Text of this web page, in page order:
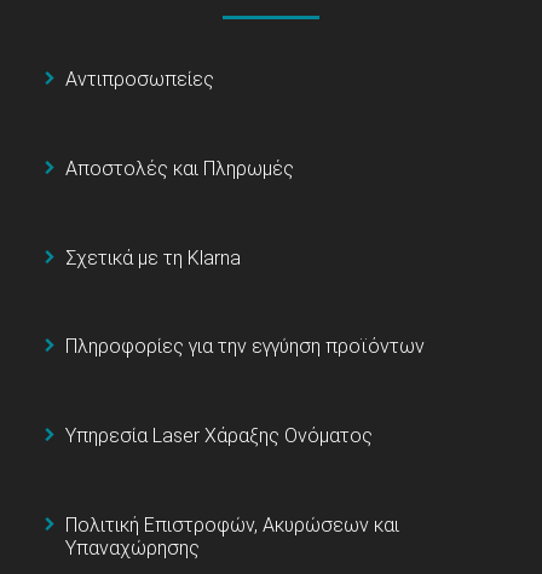
Αντιπροσωπείες
Αποστολές και Πληρωμές
Σχετικά με τη Klarna
Πληροφορίες για την εγγύηση προϊόντων
Υπηρεσία Laser Χάραξης Ονόματος
Πολιτική Επιστροφών, Ακυρώσεων και
Υπαναχώρησης